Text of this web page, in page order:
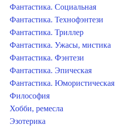
Фантастика. Социальная
Фантастика. Технофэнтези
Фантастика. Триллер
Фантастика. Ужасы, мистика
Фантастика. Фэнтези
Фантастика. Эпическая
Фантастика. Юмористическая
Философия
Хобби, ремесла
Эзотерика